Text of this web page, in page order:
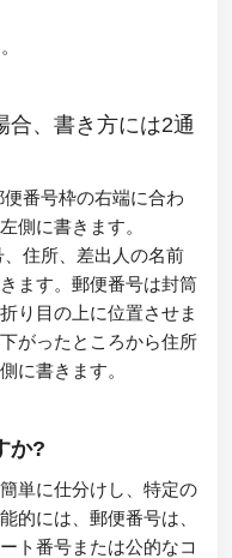
合、書き方には2通
番号枠の右端に合わ
側に書きます。
、住所、差出人の名前
ます。郵便番号は封筒
り目の上に位置させま
がったところから住所
に書きます。
か?
単に仕分けし、特定の
的には、郵便番号は、
ト番号または公的なコ